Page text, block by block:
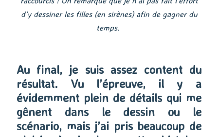
d’y dessiner les filles (en sirènes) afin de gagner du
temps.
Au final, je suis assez content du
résultat. Vu l’épreuve, il y a
évidemment plein de détails qui me
gênent dans le dessin ou le
scénario, mais j’ai pris beaucoup de